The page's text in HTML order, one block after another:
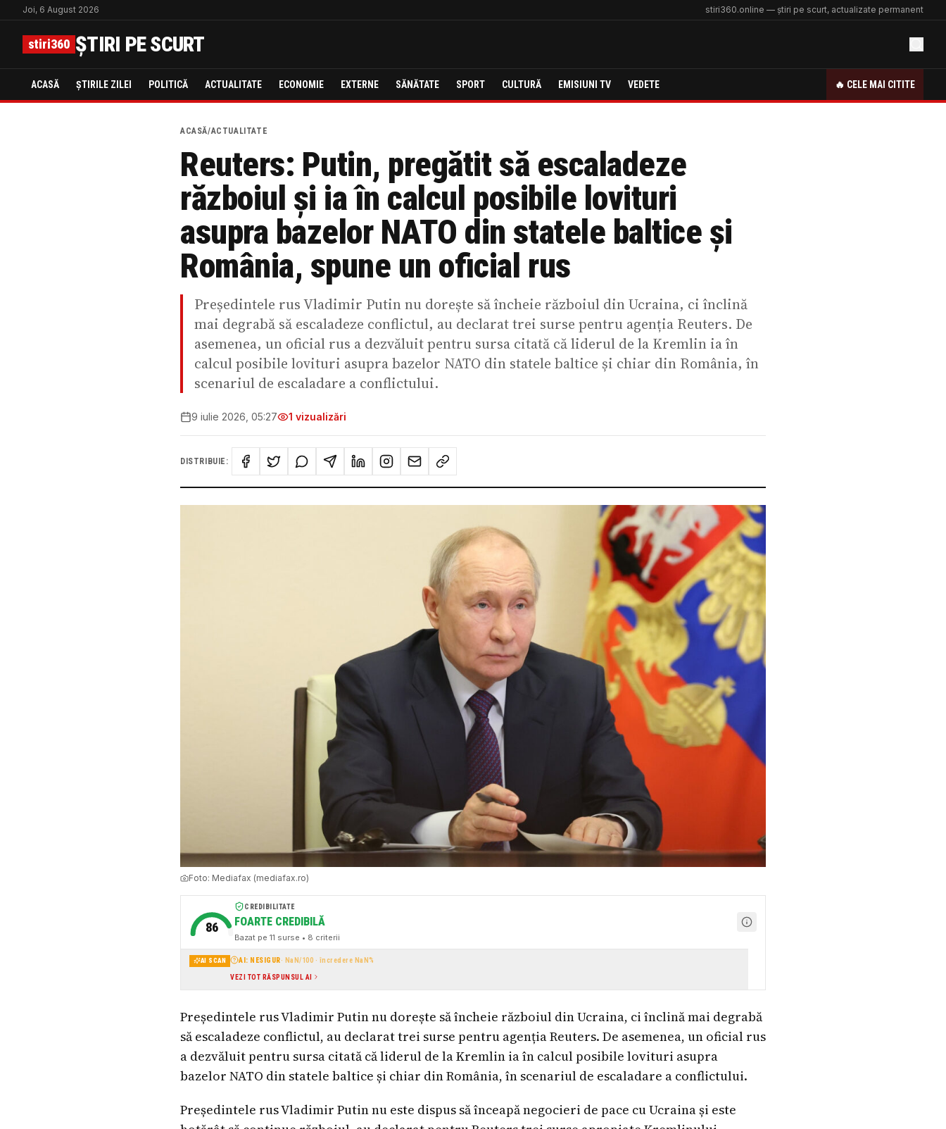
Joi, 6 August 2026 stiri360.online — știri pe scurt, actualizate permanent
stiri360 ȘTIRI PE SCURT
ACASĂ ȘTIRILE ZILEI POLITICĂ ACTUALITATE ECONOMIE EXTERNE SĂNĂTATE SPORT CULTURĂ EMISIUNI TV VEDETE 🔥 CELE MAI CITITE
ACASĂ/ACTUALITATE
Reuters: Putin, pregătit să escaladeze
războiul și ia în calcul posibile lovituri
asupra bazelor NATO din statele baltice și
România, spune un oficial rus
Președintele rus Vladimir Putin nu dorește să încheie războiul din Ucraina, ci înclină
mai degrabă să escaladeze conflictul, au declarat trei surse pentru agenția Reuters. De
asemenea, un oficial rus a dezvăluit pentru sursa citată că liderul de la Kremlin ia în
calcul posibile lovituri asupra bazelor NATO din statele baltice și chiar din România, în
scenariul de escaladare a conflictului.
9 iulie 2026, 05:27 1 vizualizări
DISTRIBUIE:
Foto: Mediafax (mediafax.ro)
86
CREDIBILITATE
FOARTE CREDIBILĂ
Bazat pe 11 surse • 8 criterii
AI SCAN AI: NESIGUR· NaN/100 · încredere NaN%
VEZI TOT RĂSPUNSUL AI
Președintele rus Vladimir Putin nu dorește să încheie războiul din Ucraina, ci înclină mai degrabă
să escaladeze conflictul, au declarat trei surse pentru agenția Reuters. De asemenea, un oficial rus
a dezvăluit pentru sursa citată că liderul de la Kremlin ia în calcul posibile lovituri asupra
bazelor NATO din statele baltice și chiar din România, în scenariul de escaladare a conflictului.
Președintele rus Vladimir Putin nu este dispus să înceapă negocieri de pace cu Ucraina și este